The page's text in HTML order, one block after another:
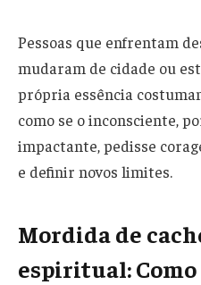
Pessoas que enfrentam
mudaram de cidade ou
própria essência
como se o inconsciente,
impactante, pedisse
e definir novos limites.
Mordida de
espiritual: